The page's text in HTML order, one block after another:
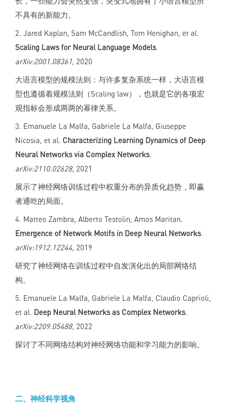
不具有的新能力。
2. Jared Kaplan, Sam McCandlish, Tom Henighan, et al.
Scaling Laws for Neural Language Models.
arXiv:2001.08361, 2020
大语言模型的规模法则：与许多复杂系统一样，大语言模
型也遵循着规模法则（Scaling law），也就是它的各项宏
观指标会形成两两的幂律关系。
3. Emanuele La Malfa, Gabriele La Malfa, Giuseppe
Nicosia, et al. Characterizing Learning Dynamics of Deep
Neural Networks via Complex Networks.
arXiv:2110.02628, 2021
展示了神经网络训练过程中权重分布的异质化趋势，即赢
者通吃的局面。
4. Matteo Zambra, Alberto Testolin, Amos Maritan.
Emergence of Network Motifs in Deep Neural Networks.
arXiv:1912.12244, 2019
研究了神经网络在训练过程中自发演化出的局部网络结
构。
5. Emanuele La Malfa, Gabriele La Malfa, Claudio Caprioli,
et al. Deep Neural Networks as Complex Networks.
arXiv:2209.05488, 2022
探讨了不同网络结构对神经网络功能和学习能力的影响。
二、神经科学视角